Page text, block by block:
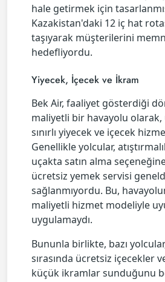
hale getirmek için
Kazakistan'daki 12 iç hat
taşıyarak müşterilerini
hedefliyordu.
Yiyecek, İçecek ve İkram
Bek Air, faaliyet gösterdiği
maliyetli bir havayolu olarak,
sınırlı yiyecek ve içecek
Genellikle yolcular,
uçakta satın alma
ücretsiz yemek servisi
sağlanmıyordu. Bu,
maliyetli hizmet modeliyle
uygulamaydı.
Bununla birlikte, bazı
sırasında ücretsiz içecekler
küçük ikramlar sunduğunu